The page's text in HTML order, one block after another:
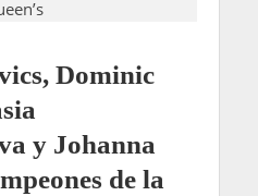
Dominic
y Johanna
de la